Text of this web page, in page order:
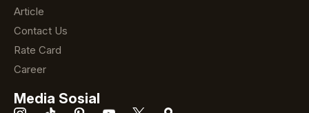
Article
Contact Us
Rate Card
Career
Media Sosial